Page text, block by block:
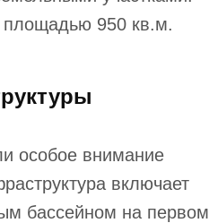
площадью 950 кв.м.
особое внимание
включает
бассейном на первом